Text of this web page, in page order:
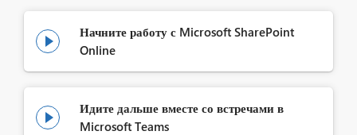

Начните работу с Microsoft SharePoint
Online

Идите дальше вместе со встречами в
Microsoft Teams